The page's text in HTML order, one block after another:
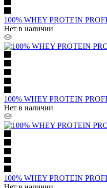
100% WHEY PROTEIN
Нет в наличии
100% WHEY PROTEIN
Нет в наличии
100% WHEY PROTEIN